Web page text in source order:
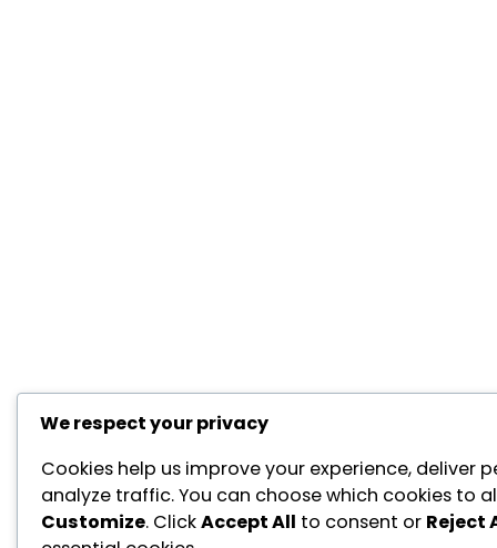
We respect your privacy
Cookies help us improve your experience, deliver
analyze traffic. You can choose which cookies to
Customize. ClickAccept All to consent or Reject